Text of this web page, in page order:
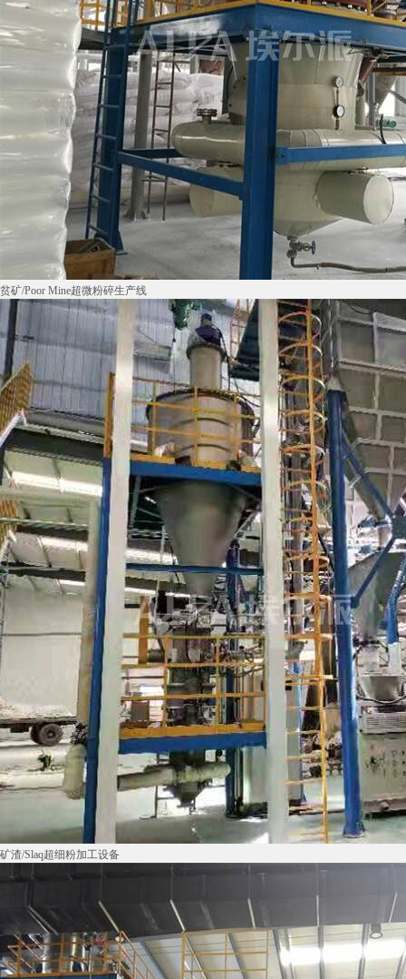
贫矿/Poor Mine超微粉碎生产线
矿渣/Slaq超细粉加工设备